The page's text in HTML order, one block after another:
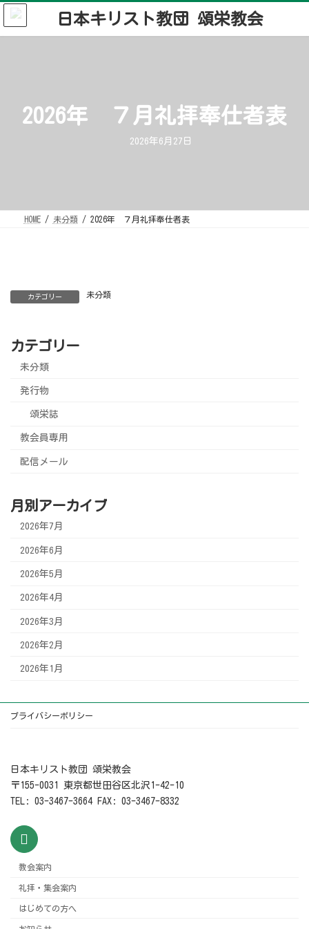
コ
テ
ン
ナ
ゲ
ー
2026年 ７月礼拝奉仕者表
2026年6月27日
HOME 未分類 2026年 ７月礼拝奉仕者表
カテゴリー 未分類
カテゴリー
未分類
発行物
頌栄誌
教会員専用
配信メール
月別アーカイブ
2026年7月
2026年6月
2026年5月
2026年4月
2026年3月
2026年2月
2026年1月
プライバシーポリシー
日本キリスト教団 頌栄教会
〒155-0031 東京都世田谷区北沢1-42-10
TEL: 03-3467-3664 FAX: 03-3467-8332
教会案内
礼拝・集会案内
はじめての方へ